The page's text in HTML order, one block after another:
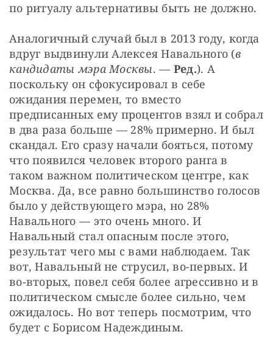
по ритуалу альтернативы быть не должно.
Аналогичный случай был в 2013 году, когда
вдруг выдвинули Алексея Навального (в
кандидаты мэра Москвы. — Ред.). А
поскольку он сфокусировал в себе
ожидания перемен, то вместо
предписанных ему процентов взял и собрал
в два раза больше — 28% примерно. И был
скандал. Его сразу начали бояться, потому
что появился человек второго ранга в
таком важном политическом центре, как
Москва. Да, все равно большинство голосов
было у действующего мэра, но 28%
Навального — это очень много. И
Навальный стал опасным после этого,
результат чего мы с вами наблюдаем. Так
вот, Навальный не струсил, во-первых. И
во-вторых, повел себя более агрессивно и в
политическом смысле более сильно, чем
ожидалось. Но вот теперь посмотрим, что
будет с Борисом Надеждиным.